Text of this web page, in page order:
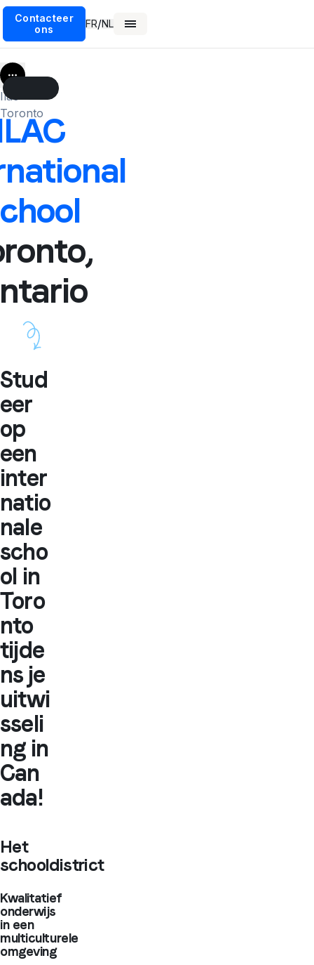
Contacteer
ons
FR/NL
Ilac
Toronto
Stud
eer
op
een
inter
natio
nale
scho
ol in
Toro
nto
tijde
ns je
uitwi
sseli
ng in
Can
ada!
Het
schooldistrict
Kwalitatief
onderwijs
in een
multiculturele
omgeving